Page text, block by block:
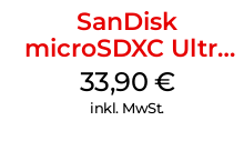
SanDisk
microSDXC Ultra
128 GB + Adapter
Mobile
33,90 €
inkl. MwSt.